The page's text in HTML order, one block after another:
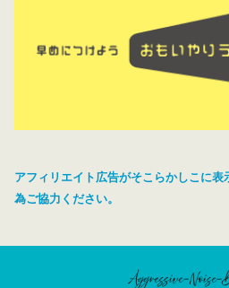
アフィリエイト広告がそこらかしこに
為ご協力ください。